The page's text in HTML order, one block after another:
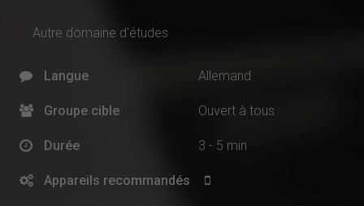
Autre domaine d'études
Langue Allemand
Groupe cible Ouvert à tous
Durée 3 - 5 min
Appareils recommandés